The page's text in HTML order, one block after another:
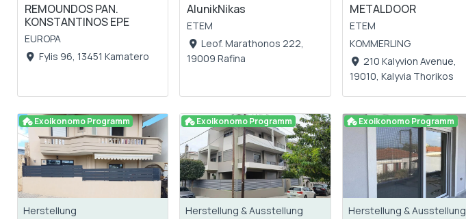
REMOUNDOS PAN.
KONSTANTINOS EPE
EUROPA
Fylis 96, 13451 Kamatero
AlunikNikas
ETEM
Leof. Marathonos 222,
19009 Rafina
METALDOOR
ETEM
KOMMERLING
210 Kalyvion Avenue,
19010, Kalyvia Thorikos
Exoikonomo Programm
Herstellung
Exoikonomo Programm
Herstellung & Ausstellung
Exoikonomo Programm
Herstellung & Ausstellung